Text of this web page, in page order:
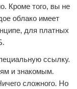
Кроме того, вы не
облако имеет
для платных
ссылку.
и знакомым.
сложного. Но